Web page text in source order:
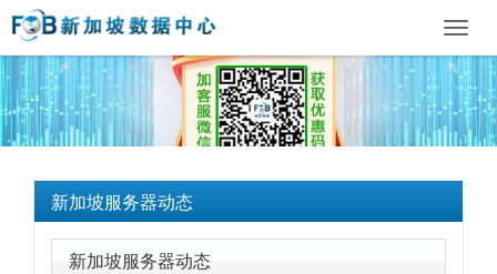
新加坡服务器动态
新加坡服务器动态